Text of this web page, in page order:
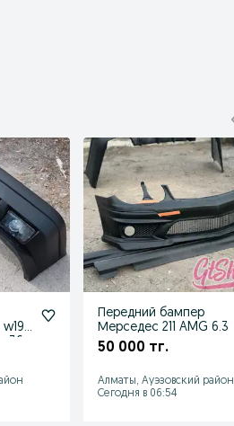
Передний бампер
Мерседес 211 AMG 6.3
50 000 тг.
Алматы, Ауэзовский район
Сегодня в 06:54